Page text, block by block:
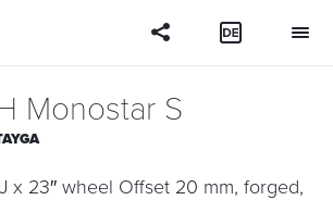
Monostar S
x 23″ wheel Offset 20 mm, forged,